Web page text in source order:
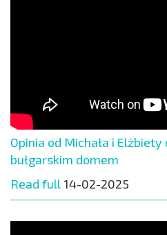
Opinia od Michała i Elżbiety
bułgarskim domem
Read full 14-02-2025